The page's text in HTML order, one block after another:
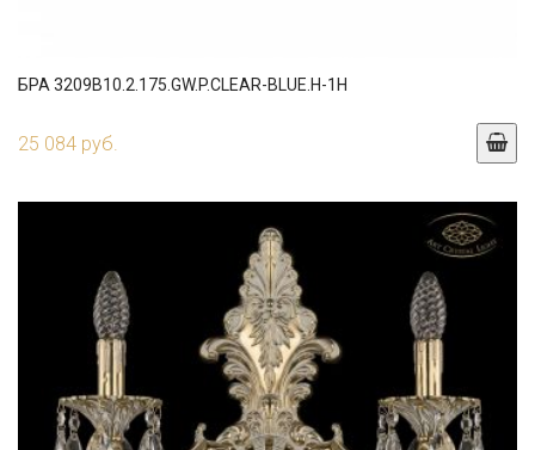
БРА 3209B10.2.175.GW.P.CLEAR-BLUE.H-1H
25 084 руб.